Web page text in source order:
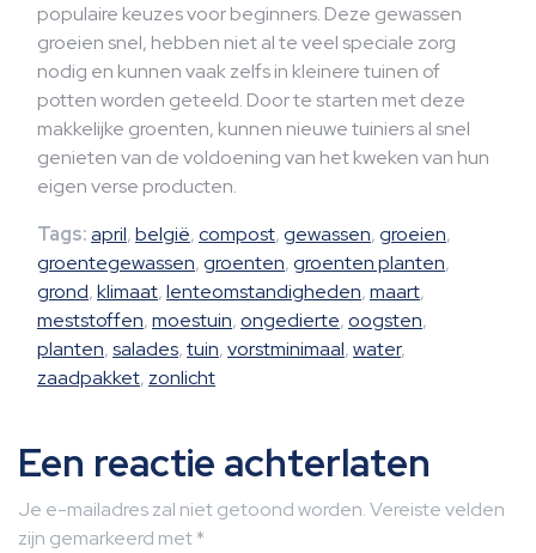
populaire keuzes voor beginners. Deze gewassen
groeien snel, hebben niet al te veel speciale zorg
nodig en kunnen vaak zelfs in kleinere tuinen of
potten worden geteeld. Door te starten met deze
makkelijke groenten, kunnen nieuwe tuiniers al snel
genieten van de voldoening van het kweken van hun
eigen verse producten.
Tags:april,belgië,compost,gewassen,groeien,
groentegewassen,groenten,groenten planten,
grond,klimaat,lenteomstandigheden,maart,
meststoffen,moestuin,ongedierte,oogsten,
planten,salades,tuin,vorstminimaal,water,
zaadpakket, zonlicht
Een reactie achterlaten
Je e-mailadres zal niet getoond worden.Vereiste velden
zijn gemarkeerd met*